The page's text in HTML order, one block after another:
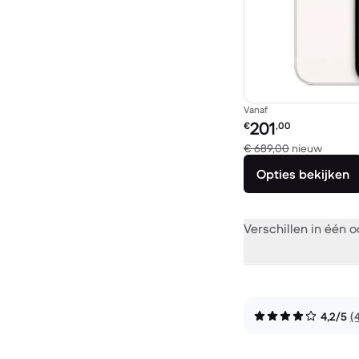
Vanaf
Refurbished prijs:
€201,00
€ 689,00 nieuw
Opties bekijken
Verschillen in één
4,2/5